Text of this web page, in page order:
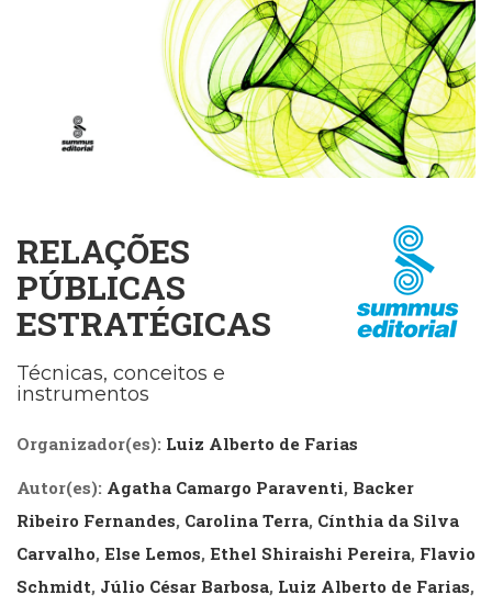
Comportamento
Comunicação
(232)
(226)
Crescimento
Interior
(222)
Criatividade
(14)
Culinária,
(14)
Economia,
Negócios
Educação
(278)
Educação
RELAÇÕES
PÚBLICAS
ESTRATÉGICAS
Técnicas, conceitos e
instrumentos
Organizador(es): Luiz Alberto de Farias
Autor(es): Agatha Camargo Paraventi, Backer
Ribeiro Fernandes, Carolina Terra, Cínthia da Silva
Carvalho, Else Lemos, Ethel Shiraishi Pereira, Flavio
Schmidt, Júlio César Barbosa, Luiz Alberto de Farias,